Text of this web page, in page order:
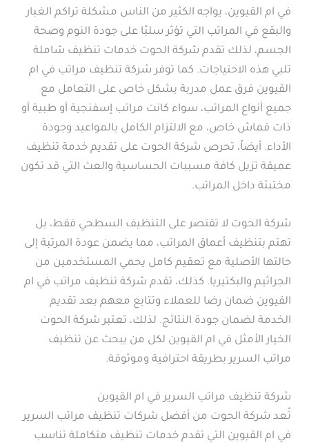
في ام القيوين، يواجه الكثير من الناس مشكلة تراكم الغبار
والبقع في المراتب التي تؤثر سلبًا على جودة النوم وصحة
الجسم، لذلك تقدم شركة الحوت خدمات تنظيف شاملة
تلبي هذه الاحتياجات. كما توفر شركة تنظيف مراتب في ام
القيوين فرق عمل مدربة بشكل خاص على التعامل مع
جميع أنواع المراتب، سواء كانت مراتب إسفنجية أو طبية أو
ذات قماش خاص، مع الالتزام الكامل بالمواعيد وجودة
الأداء. أيضاً، تحرص شركة الحوت على تقديم خدمة تنظيف
عميقة تزيل كافة مسببات الحساسية والعث التي قد تكون
مختبئة داخل المراتب.
شركة الحوت لا تقتصر على التنظيف السطحي فقط، بل
تهتم بتنظيف أعماق المراتب، مما يضمن عودة المرتبة إلى
حالتها الأصلية مع تعقيم كامل يحمي المستخدمين من
الجراثيم والبكتيريا. كذلك، تقدم شركة تنظيف مراتب في ام
القيوين ضمان رضا للعملاء وتتابع معهم بعد تقديم
الخدمة لضمان جودة النتائج. لذلك، تعتبر شركة الحوت
الخيار الأمثل في ام القيوين لكل من يبحث عن تنظيف
مراتب السرير بطريقة احترافية وموثوقة.
شركة تنظيف مراتب السرير في ام القيوين
تُعد شركة الحوت من أفضل شركات تنظيف مراتب السرير
في ام القيوين التي تقدم خدمات تنظيف متكاملة تناسب